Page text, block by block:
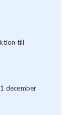
till
december